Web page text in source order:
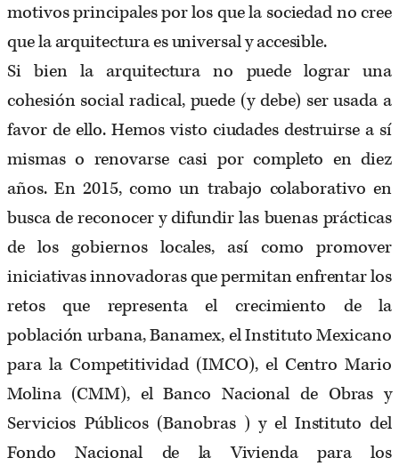
motivos principales por los que la sociedad no cree
que la arquitectura es universal y accesible.
Si bien la arquitectura no puede lograr una
cohesión social radical, puede (y debe) ser usada a
favor de ello. Hemos visto ciudades destruirse a sí
mismas o renovarse casi por completo en diez
años. En 2015, como un trabajo colaborativo en
busca de reconocer y difundir las buenas prácticas
de los gobiernos locales, así como promover
iniciativas innovadoras que permitan enfrentar los
retos que representa el crecimiento de la
población urbana, Banamex, el Instituto Mexicano
para la Competitividad (IMCO), el Centro Mario
Molina (CMM), el Banco Nacional de Obras y
Servicios Públicos (Banobras ) y el Instituto del
Fondo Nacional de la Vivienda para los